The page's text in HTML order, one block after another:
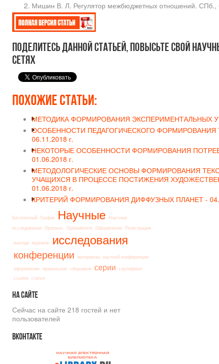
Мишин В. Л. Регулятор межбюджетных отношений. СПб.,
Поделитесь данной статьей, повысьте свой
сетях
Похожие статьи:
МЕТОДИКА ФОРМИРОВАНИЯ ЭКСПЕРИМЕНТАЛЬНЫХ
ОСОБЕННОСТИ ПЕДАГОГИЧЕСКОГО
06.11.2018 г.
НЕКОТОРЫЕ ОСОБЕННОСТИ ФОРМИРОВАНИЯ
01.06.2018 г.
МЕТОДОЛОГИЧЕСКИЕ ОСНОВЫ ФОРМИРОВАНИЯ
УЧАЩИХСЯ В ПРОЦЕССЕ ПОСТИЖЕНИЯ
01.06.2018 г.
КРИТЕРИЙ ФОРМИРОВАНИЯ ДИФФУЗНЫХ ПЛАНЕТ -
Бесплатный График Научные Научные
исследования Оргвзнос Оргкомитете Оформление Регистрация
выхода журнале исследования
конференции материалы научной конференции
оформление правильное сборников серии сертификат
ссылок статьи
Насайте
Сейчас на сайте 218 гостей и нет
пользователей
Вконтакте